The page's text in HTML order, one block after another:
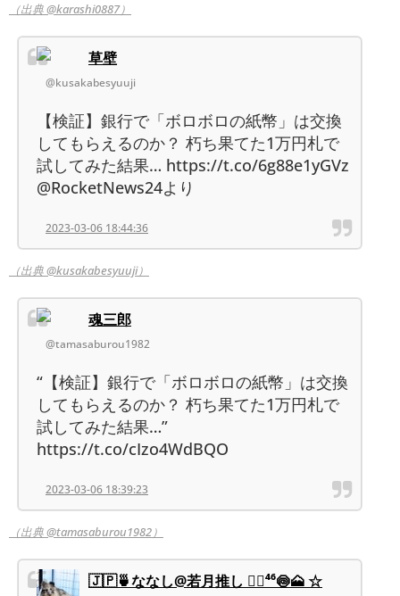
（出典 @karashi0887）
草壁
@kusakabesyuuji
【検証】銀行で「ボロボロの紙幣」は交換
してもらえるのか？ 朽ち果てた1万円札で
試してみた結果… https://t.co/6g88e1yGVz
@RocketNews24より
2023-03-06 18:44:36
（出典 @kusakabesyuuji）
魂三郎
@tamasaburou1982
“【検証】銀行で「ボロボロの紙幣」は交換
してもらえるのか？ 朽ち果てた1万円札で
試してみた結果…”
https://t.co/cIzo4WdBQO
2023-03-06 18:39:23
（出典 @tamasaburou1982）
🇯🇵🍵ななし@若月推し ◢͟￨⁴⁶🍥🗻 ☆